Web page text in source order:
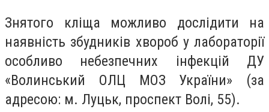
Знятого кліща можливо дослідити на
наявність збудників хвороб у лабораторії
особливо небезпечних інфекцій ДУ
«Волинський ОЛЦ МОЗ України» (за
адресою: м. Луцьк, проспект Волі, 55).